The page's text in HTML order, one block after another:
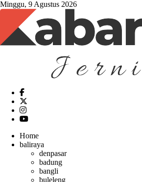
Minggu, 9 Agustus 2026
Home
baliraya
denpasar
badung
bangli
buleleng